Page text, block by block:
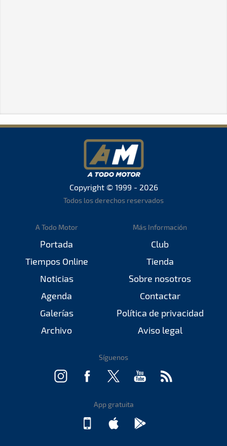
Copyright © 1999 - 2026
Todos los derechos reservados
A Todo Motor
Portada
Tiempos Online
Noticias
Agenda
Galerías
Archivo
Más Información
Club
Tienda
Sobre nosotros
Contactar
Política de privacidad
Aviso legal
Síguenos
App gratuita